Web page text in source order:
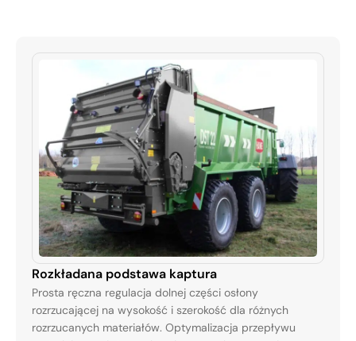
Rozkładana podstawa kaptura
Prosta ręczna regulacja dolnej części osłony
rozrzucającej na wysokość i szerokość dla różnych
rozrzucanych materiałów. Optymalizacja przepływu